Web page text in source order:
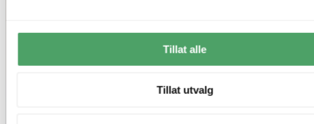
Tillat alle
Tillat utvalg